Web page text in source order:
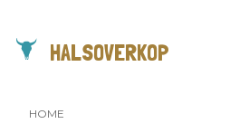
HALSOVERKOP
HOME